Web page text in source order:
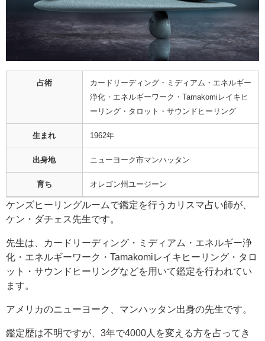
占術
カードリーディング・ミディアム・エネルギー
浄化・エネルギーワーク・Tamakomiレイキヒ
ーリング・タロット・サウンドヒーリング
生まれ 1962年
出身地 ニューヨーク市マンハッタン
育ち オレゴン州ユージーン
ケンズヒーリングルームで鑑定を行うカリスマ占い師が、
ケン・ダチェス先生です。
先生は、カードリーディング・ミディアム・エネルギー浄
化・エネルギーワーク・Tamakomiレイキヒーリング・タロ
ット・サウンドヒーリングなどを用いて鑑定を行われてい
ます。
アメリカのニューヨーク、マンハッタン出身の先生です。
鑑定歴は不明ですが、3年で4000人を変える方を占ってき